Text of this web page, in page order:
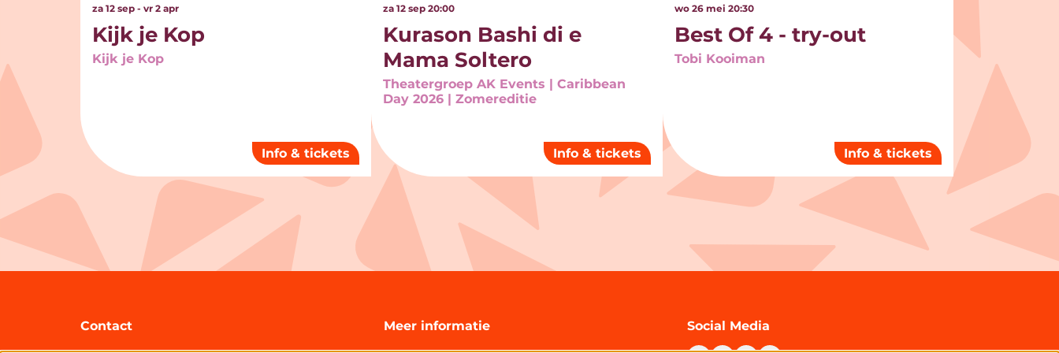
Kijk je Kop
Kijk je Kop
za 12 sep - vr 2 apr
Info & tickets
Kurason Bashi di e
Mama Soltero
Theatergroep AK Events | Caribbean
Day 2026 | Zomereditie
za 12 sep20:00
Info & tickets
Best Of 4 - try-out
Tobi Kooiman
wo 26 mei 20:30
Info & tickets
Contact Meer informatie Social Media